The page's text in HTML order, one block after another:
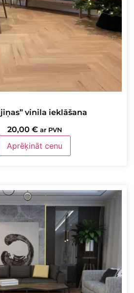
vinila ieklāšana
20,00 € ar PVN
Aprēķināt cenu